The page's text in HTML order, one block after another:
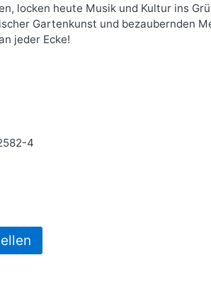
locken heute Musik und Kultur ins
Gartenkunst und bezaubernden
jeder Ecke!
4